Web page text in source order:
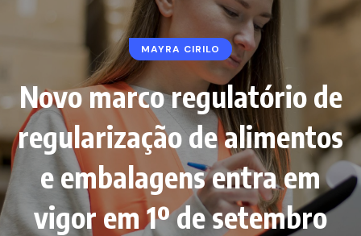
MAYRA CIRILO
Novo marco regulatório de
regularização de alimentos
e embalagens entra em
vigor em 1º de setembro